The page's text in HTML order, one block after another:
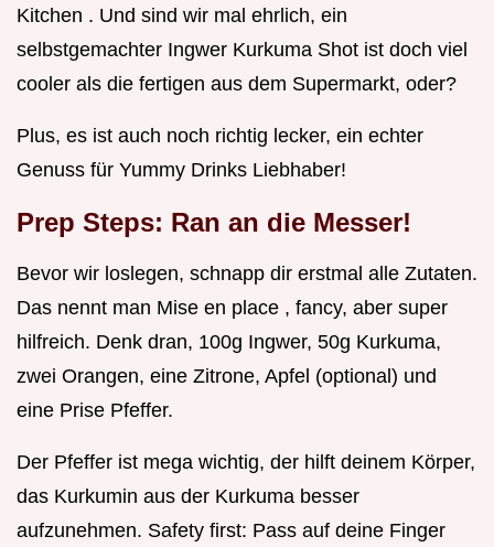
Kitchen . Und sind wir mal ehrlich, ein
selbstgemachter Ingwer Kurkuma Shot ist doch viel
cooler als die fertigen aus dem Supermarkt, oder?
Plus, es ist auch noch richtig lecker, ein echter
Genuss für Yummy Drinks Liebhaber!
Prep Steps: Ran an die Messer!
Bevor wir loslegen, schnapp dir erstmal alle Zutaten.
Das nennt man Mise en place , fancy, aber super
hilfreich. Denk dran, 100g Ingwer, 50g Kurkuma,
zwei Orangen, eine Zitrone, Apfel (optional) und
eine Prise Pfeffer.
Der Pfeffer ist mega wichtig, der hilft deinem Körper,
das Kurkumin aus der Kurkuma besser
aufzunehmen. Safety first: Pass auf deine Finger